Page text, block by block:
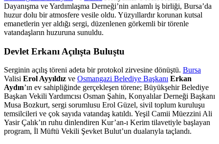
Dayanışma ve Yardımlaşma Derneği’nin anlamlı iş birliği, Bursa’da
huzur dolu bir atmosfere vesile oldu. Yüzyıllardır korunan kutsal
emanetlerin yer aldığı sergi, düzenlenen görkemli bir törenle
vatandaşların huzuruna sunuldu.
Devlet Erkanı Açılışta Buluştu
Serginin açılış töreni adeta bir protokol zirvesine dönüştü. Bursa
Valisi Erol Ayyıldız ve Osmangazi Belediye Başkanı Erkan
Aydın’ın ev sahipliğinde gerçekleşen törene; Büyükşehir Belediye
Başkan Vekili Yardımcısı Osman Şahin, Konyalılar Derneği Başkanı
Musa Bozkurt, sergi sorumlusu Erol Güzel, sivil toplum kuruluşu
temsilcileri ve çok sayıda vatandaş katıldı. Yeşil Camii Müezzini Ali
Yasir Çalık’ın ruhu dinlendiren Kur’an-ı Kerim tilavetiyle başlayan
program, İl Müftü Vekili Şevket Bulut’un dualarıyla taçlandı.